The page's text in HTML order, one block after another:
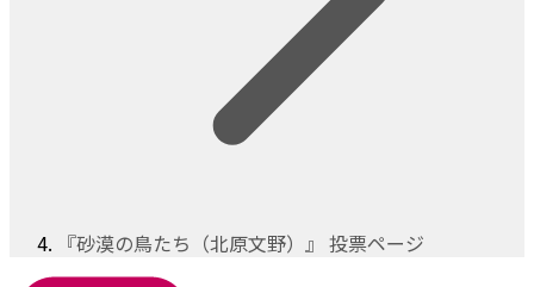
『砂漠の鳥たち（北原文野）』 投票ページ